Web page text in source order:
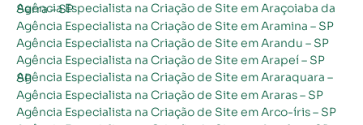
Agência Especialista na Criação de Site em Araçoiaba da Serra – SP
Agência Especialista na Criação de Site em Aramina – SP
Agência Especialista na Criação de Site em Arandu – SP
Agência Especialista na Criação de Site em Arapeí – SP
Agência Especialista na Criação de Site em Araraquara – SP
Agência Especialista na Criação de Site em Araras – SP
Agência Especialista na Criação de Site em Arco-íris – SP